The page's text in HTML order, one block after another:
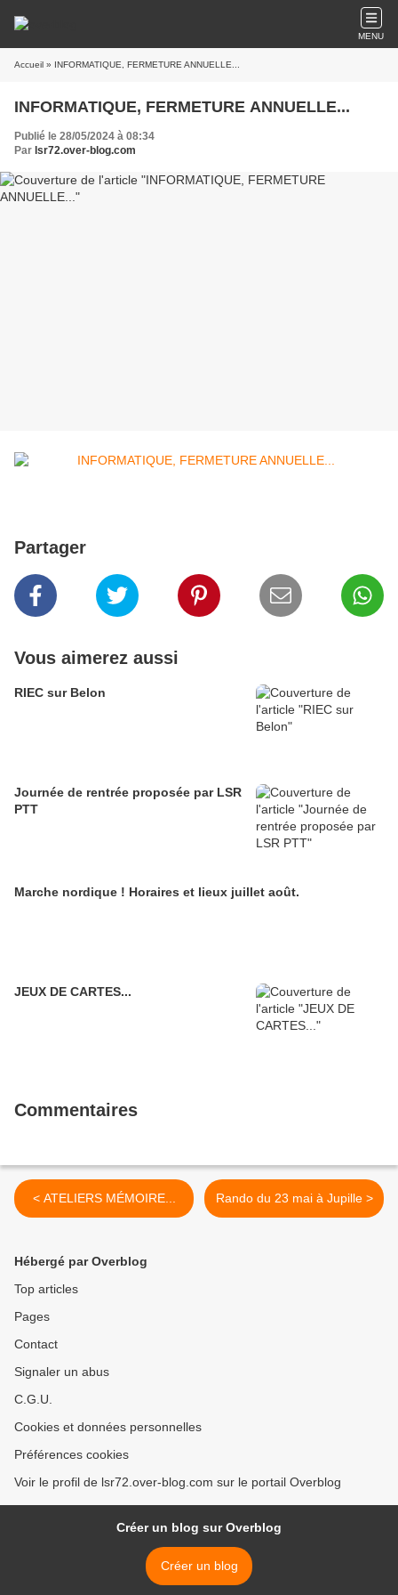
MENU
Accueil » INFORMATIQUE, FERMETURE ANNUELLE...
INFORMATIQUE, FERMETURE ANNUELLE...
Publié le 28/05/2024 à 08:34
Par lsr72.over-blog.com
Partager
Vous aimerez aussi
RIEC sur Belon
Journée de rentrée proposée par LSR
PTT
Marche nordique ! Horaires et lieux juillet août.
JEUX DE CARTES...
Commentaires
< ATELIERS MÉMOIRE... Rando du 23 mai à Jupille >
Hébergé par Overblog
Top articles
Pages
Contact
Signaler un abus
C.G.U.
Cookies et données personnelles
Préférences cookies
Voir le profil de lsr72.over-blog.com sur le portail Overblog
Créer un blog sur Overblog
Créer un blog